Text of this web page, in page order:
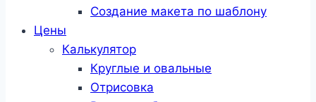
Создание макета по шаблону
Цены
Калькулятор
Круглые и овальные
Отрисовка